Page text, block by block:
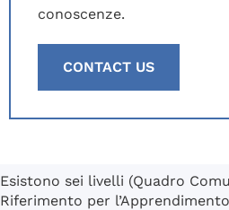
conoscenze.
CONTACT US
Esistono sei livelli (Quadro
Riferimento per